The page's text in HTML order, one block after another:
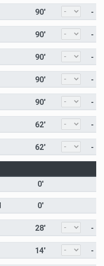
90' -
90' -
90' -
90' -
90' -
62' -
62' -
0'
0'
28' -
14' -